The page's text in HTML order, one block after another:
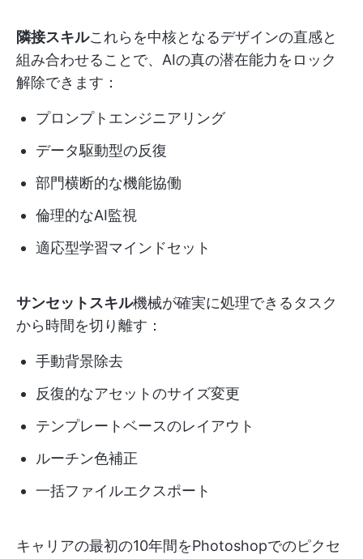
隣接スキルこれらを中核となるデザインの直感と
組み合わせることで、AIの真の潜在能力をロック
解除できます：
プロンプトエンジニアリング
データ駆動型の反復
部門横断的な機能協働
倫理的なAI監視
適応型学習マインドセット
サンセットスキル機械が確実に処理できるタスク
から時間を切り離す：
手動背景除去
反復的なアセットのサイズ変更
テンプレートベースのレイアウト
ルーチン色補正
一括ファイルエクスポート
キャリアの最初の10年間をPhotoshopでのピクセ